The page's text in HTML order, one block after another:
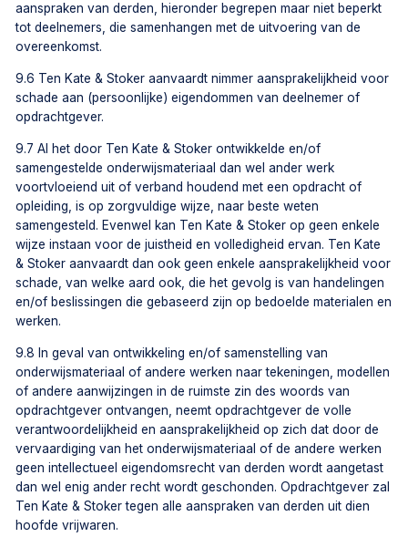
aanspraken van derden, hieronder begrepen maar niet beperkt
tot deelnemers, die samenhangen met de uitvoering van de
overeenkomst.
9.6 Ten Kate & Stoker aanvaardt nimmer aansprakelijkheid voor
schade aan (persoonlijke) eigendommen van deelnemer of
opdrachtgever.
9.7 Al het door Ten Kate & Stoker ontwikkelde en/of
samengestelde onderwijsmateriaal dan wel ander werk
voortvloeiend uit of verband houdend met een opdracht of
opleiding, is op zorgvuldige wijze, naar beste weten
samengesteld. Evenwel kan Ten Kate & Stoker op geen enkele
wijze instaan voor de juistheid en volledigheid ervan. Ten Kate
& Stoker aanvaardt dan ook geen enkele aansprakelijkheid voor
schade, van welke aard ook, die het gevolg is van handelingen
en/of beslissingen die gebaseerd zijn op bedoelde materialen en
werken.
9.8 In geval van ontwikkeling en/of samenstelling van
onderwijsmateriaal of andere werken naar tekeningen, modellen
of andere aanwijzingen in de ruimste zin des woords van
opdrachtgever ontvangen, neemt opdrachtgever de volle
verantwoordelijkheid en aansprakelijkheid op zich dat door de
vervaardiging van het onderwijsmateriaal of de andere werken
geen intellectueel eigendomsrecht van derden wordt aangetast
dan wel enig ander recht wordt geschonden. Opdrachtgever zal
Ten Kate & Stoker tegen alle aanspraken van derden uit dien
hoofde vrijwaren.